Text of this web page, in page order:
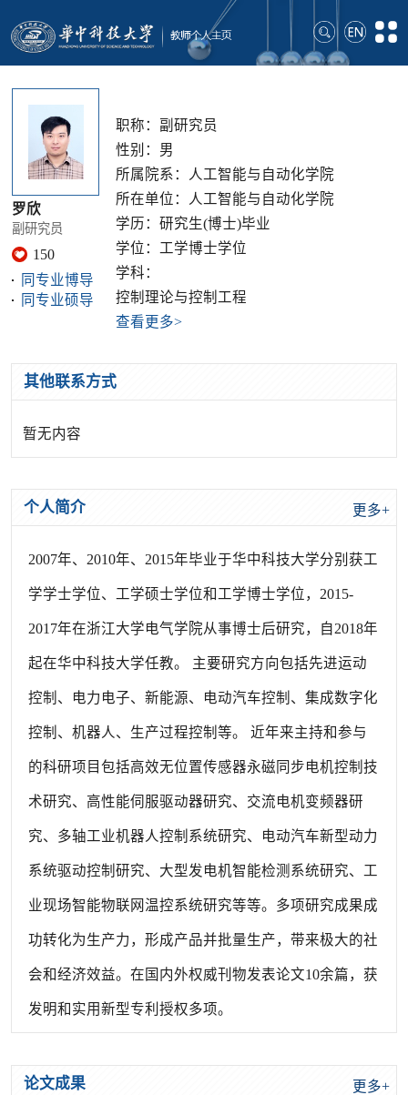
罗欣
副研究员
150
同专业博导
同专业硕导
职称：副研究员
性别：男
所属院系：人工智能与自动化学院
所在单位：人工智能与自动化学院
学历：研究生(博士)毕业
学位：工学博士学位
学科：
控制理论与控制工程
查看更多>
其他联系方式
暂无内容
个人简介
2007年、2010年、2015年毕业于华中科技大学分别获工
学学士学位、工学硕士学位和工学博士学位，2015-
2017年在浙江大学电气学院从事博士后研究，自2018年
起在华中科技大学任教。 主要研究方向包括先进运动
控制、电力电子、新能源、电动汽车控制、集成数字化
控制、机器人、生产过程控制等。 近年来主持和参与
的科研项目包括高效无位置传感器永磁同步电机控制技
术研究、高性能伺服驱动器研究、交流电机变频器研
究、多轴工业机器人控制系统研究、电动汽车新型动力
系统驱动控制研究、大型发电机智能检测系统研究、工
业现场智能物联网温控系统研究等等。多项研究成果成
功转化为生产力，形成产品并批量生产，带来极大的社
会和经济效益。在国内外权威刊物发表论文10余篇，获
发明和实用新型专利授权多项。
更多+
论文成果 更多+